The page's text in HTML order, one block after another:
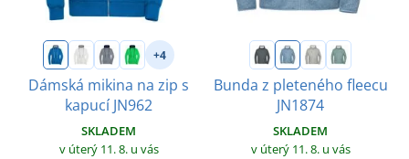
+4
Dámská mikina na zip s
kapucí JN962
SKLADEM
v úterý 11. 8. u vás
Bunda z pleteného fleecu
JN1874
SKLADEM
v úterý 11. 8. u vás